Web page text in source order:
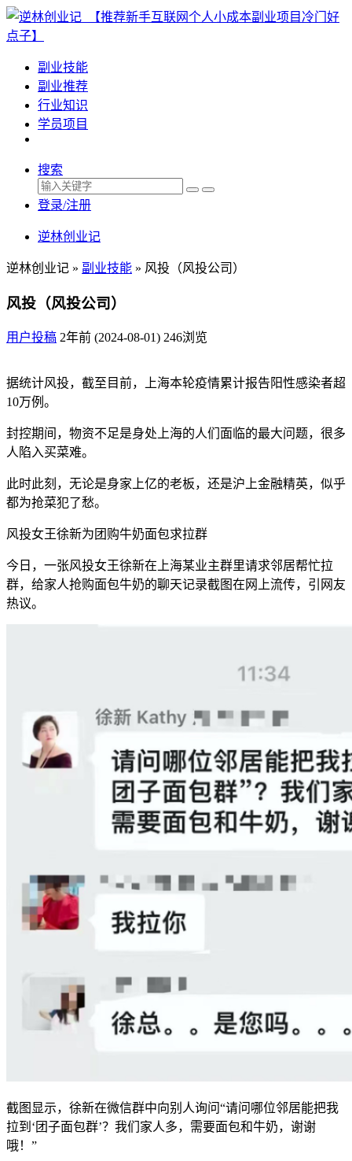
副业技能
副业推荐
行业知识
学员项目
搜索
登录/注册
逆林创业记
逆林创业记 » 副业技能 » 风投（风投公司）
风投（风投公司）
用户投稿 2年前 (2024-08-01) 246浏览
据统计风投，截至目前，上海本轮疫情累计报告阳性感染者超
10万例。
封控期间，物资不足是身处上海的人们面临的最大问题，很多
人陷入买菜难。
此时此刻，无论是身家上亿的老板，还是沪上金融精英，似乎
都为抢菜犯了愁。
风投女王徐新为团购牛奶面包求拉群
今日，一张风投女王徐新在上海某业主群里请求邻居帮忙拉
群，给家人抢购面包牛奶的聊天记录截图在网上流传，引网友
热议。
截图显示，徐新在微信群中向别人询问“请问哪位邻居能把我
拉到‘团子面包群’？我们家人多，需要面包和牛奶，谢谢
哦！”